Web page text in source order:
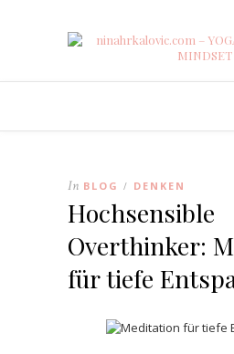
In BLOG / DENKEN
Hochsensible
Overthinker:
für tiefe